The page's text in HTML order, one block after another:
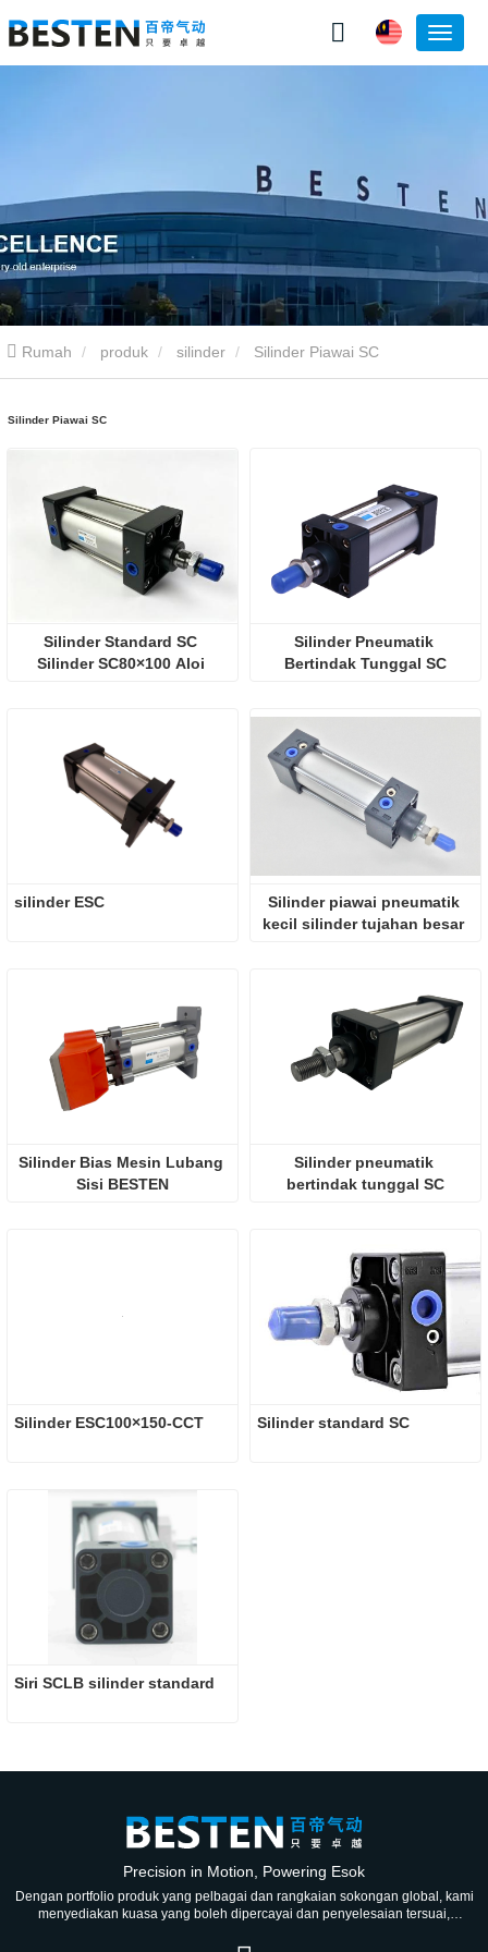
Rumah produk silinder Silinder Piawai SC
Silinder Piawai SC
Silinder Standard SC
Silinder SC80×100 Aloi
Silinder Pneumatik
Bertindak Tunggal SC
silinder ESC
Silinder piawai pneumatik
kecil silinder tujahan besar
Silinder Bias Mesin Lubang
Sisi BESTEN
Silinder pneumatik
bertindak tunggal SC
Silinder ESC100×150-CCT Silinder standard SC
Siri SCLB silinder standard
Precision in Motion, Powering Esok
Dengan portfolio produk yang pelbagai dan rangkaian sokongan global, kami
menyediakan kuasa yang boleh dipercayai dan penyelesaian tersuai,